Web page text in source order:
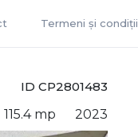
Termeni și condiții
ID CP2801483
115.4 mp 2023